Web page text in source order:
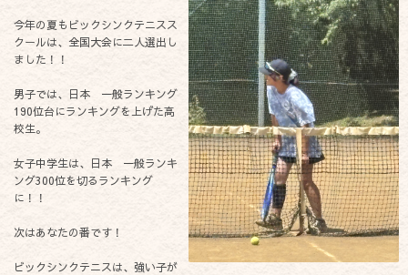
今年の夏もビックシンクテニスス
クールは、全国大会に二人選出し
ました！！
男子では、日本 一般ランキング
190位台にランキングを上げた高
校生。
女子中学生は、日本 一般ランキ
ング300位を切るランキング
に！！
次はあなたの番です！
ビックシンクテニスは、強い子が